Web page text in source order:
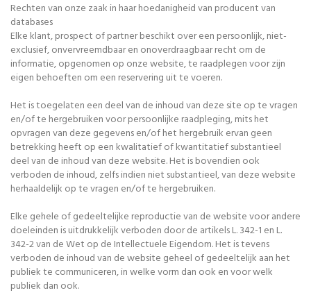
Rechten van onze zaak in haar hoedanigheid van producent van
databases
Elke klant, prospect of partner beschikt over een persoonlijk, niet-
exclusief, onvervreemdbaar en onoverdraagbaar recht om de
informatie, opgenomen op onze website, te raadplegen voor zijn
eigen behoeften om een reservering uit te voeren.
Het is toegelaten een deel van de inhoud van deze site op te vragen
en/of te hergebruiken voor persoonlijke raadpleging, mits het
opvragen van deze gegevens en/of het hergebruik ervan geen
betrekking heeft op een kwalitatief of kwantitatief substantieel
deel van de inhoud van deze website. Het is bovendien ook
verboden de inhoud, zelfs indien niet substantieel, van deze website
herhaaldelijk op te vragen en/of te hergebruiken.
Elke gehele of gedeeltelijke reproductie van de website voor andere
doeleinden is uitdrukkelijk verboden door de artikels L. 342-1 en L.
342-2 van de Wet op de Intellectuele Eigendom. Het is tevens
verboden de inhoud van de website geheel of gedeeltelijk aan het
publiek te communiceren, in welke vorm dan ook en voor welk
publiek dan ook.